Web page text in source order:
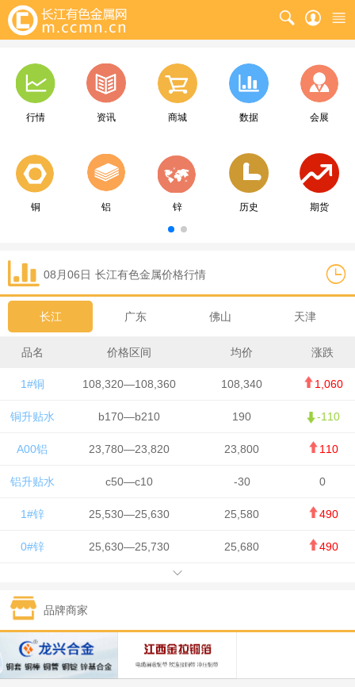
行情 资讯 商城 数据 会展
铜 铝 锌 历史 期货
08月06日 长江有色金属价格行情
长江 广东 佛山 天津
品名 价格区间 均价 涨跌
1#铜 108,320—108,360 108,340 1,060
铜升贴水 b170—b210 190 -110
A00铝 23,780—23,820 23,800 110
铝升贴水 c50—c10 -30 0
1#锌 25,530—25,630 25,580 490
0#锌 25,630—25,730 25,680 490
1#锡 434,750—436,750
1#镍 131,200—132,400
1#白银 15,170—15,180 15,175 615
品牌商家